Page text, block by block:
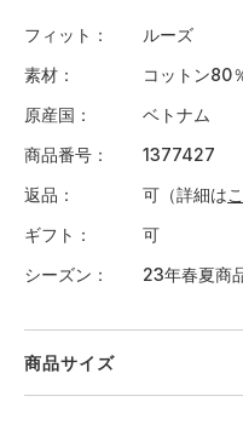
フィット
ルーズ
素材
コットン80
原産国
ベトナム
商品番号
1377427
返品
可（詳細は
ギフト
可
シーズン
23年春夏商
商品サイズ